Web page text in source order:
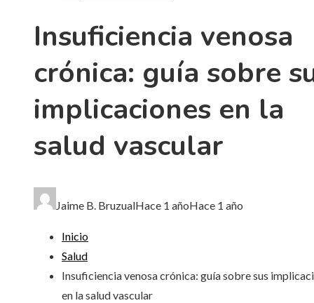
Insuficiencia venosa
crónica: guía sobre
implicaciones en la
salud vascular
Jaime B. BruzualHace 1 añoHace 1 año
Inicio
Salud
Insuficiencia venosa crónica: guía sobre sus
en la salud vascular